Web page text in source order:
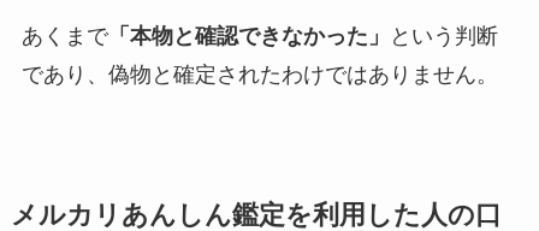
あくまで「本物と確認できなかった」
という判断
であり、偽物と確定されたわけではありません。
メルカリあんしん鑑定を利用した人の口